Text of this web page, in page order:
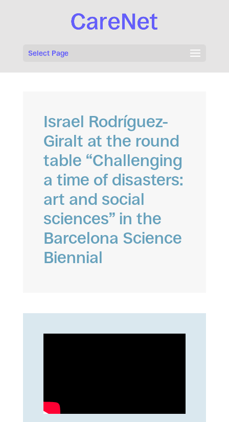
Select Page
Israel Rodríguez-
Giralt at the round
table “Challenging
a time of disasters:
art and social
sciences” in the
Barcelona Science
Biennial